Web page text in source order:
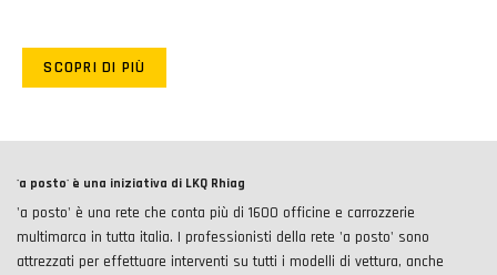
SCOPRI DI PIÙ
'a posto' è una iniziativa di LKQ Rhiag
'a posto' è una rete che conta più di 1600 officine e carrozzerie
multimarca in tutta italia. I professionisti della rete 'a posto' sono
attrezzati per effettuare interventi su tutti i modelli di vettura, anche